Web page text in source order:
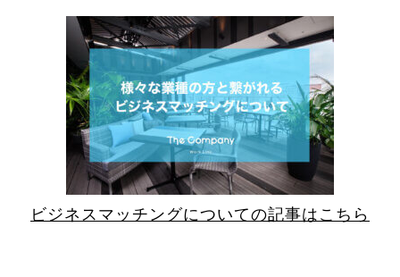
ビジネスマッチングについての記事はこちら